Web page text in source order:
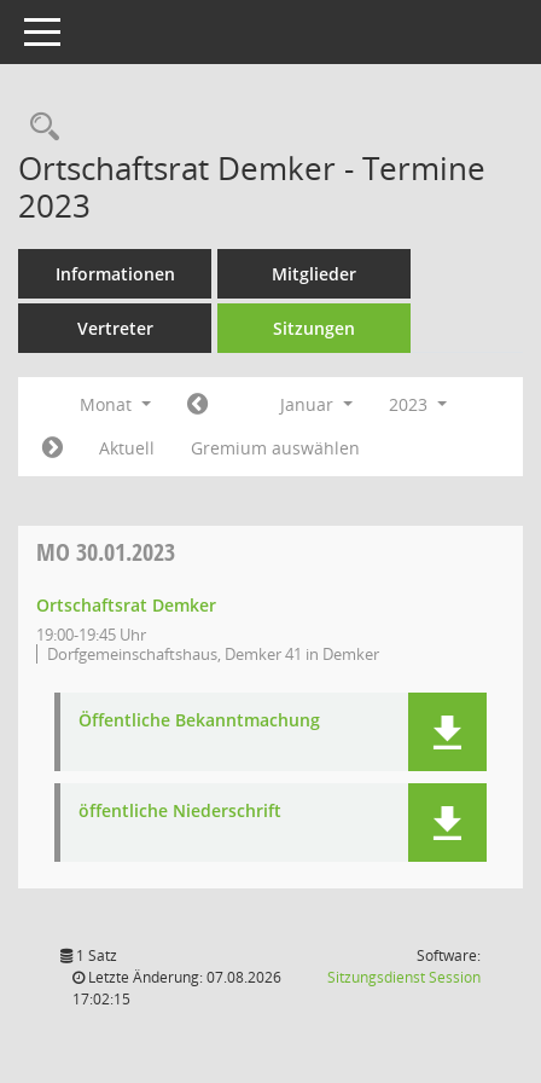
Toggle navigation
Rechercheauswahl
Ortschaftsrat Demker - Termine
2023
Informationen Mitglieder
Vertreter Sitzungen
Monat Januar
2023
Aktuell
Gremium auswählen
MO 30.01.2023
Ortschaftsrat Demker
19:00-19:45 Uhr
Dorfgemeinschaftshaus, Demker 41 in Demker
Öffentliche Bekanntmachung
öffentliche Niederschrift
1 Satz
Letzte Änderung: 07.08.2026
17:02:15
Software:
SitzungsdienstSession(Wird in